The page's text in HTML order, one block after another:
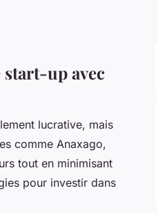
up avec
lucrative, mais
comme Anaxago,
tout en minimisant
pour investir dans